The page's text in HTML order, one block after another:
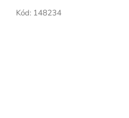
Kód: 148234